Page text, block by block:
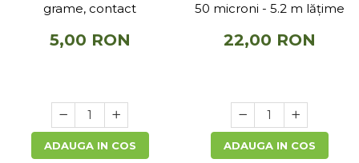
grame, contact
5,00 RON
ADAUGA IN COS
50 microni - 5.2 m lățime
22,00 RON
ADAUGA IN COS